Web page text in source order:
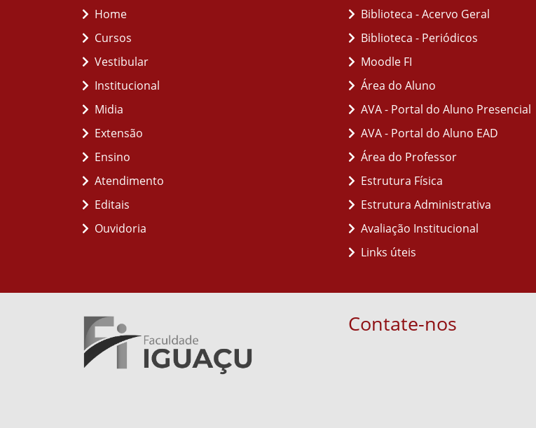
Home
Cursos
Vestibular
Institucional
Midia
Extensão
Ensino
Atendimento
Editais
Ouvidoria
Biblioteca - Acervo Geral
Biblioteca - Periódicos
Moodle FI
Área do Aluno
AVA - Portal do Aluno Presencial
AVA - Portal do Aluno EAD
Área do Professor
Estrutura Física
Estrutura Administrativa
Avaliação Institucional
Links úteis
Contate-nos